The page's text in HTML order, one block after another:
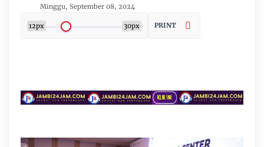
Minggu, September 08, 2024
12px 30px PRINT